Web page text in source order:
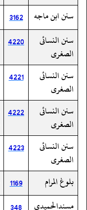
سنن ابن ماجه
3162
سنن النسائى
الصغرى
4220
سنن النسائى
الصغرى
4221
سنن النسائى
الصغرى
4222
سنن النسائى
الصغرى
4223
بلوغ المرام 1169
مسندالحميدي